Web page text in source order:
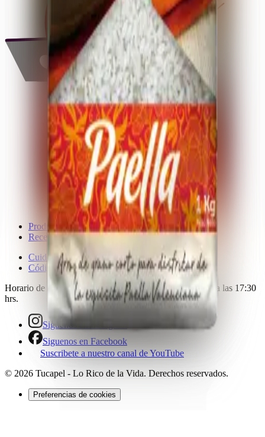
Productos
Recetas
Cuido mi despensa
Código de ética
Horario de atención: Lunes a Viernes desde las 8:00 hasta las 17:30
hrs.
Siguenos en Instagram
Siguenos en Facebook
Suscribete a nuestro canal de YouTube
© 2026 Tucapel - Lo Rico de la Vida. Derechos reservados.
Preferencias de cookies